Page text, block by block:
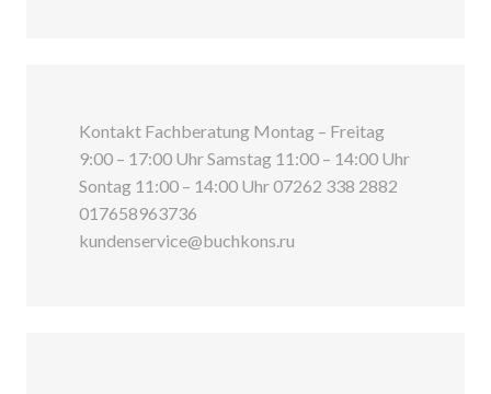
Kontakt Fachberatung Montag – Freitag
9:00 – 17:00 Uhr Samstag 11:00 – 14:00 Uhr
Sontag 11:00 – 14:00 Uhr 07262 338 2882
017658963736
kundenservice@buchkons.ru